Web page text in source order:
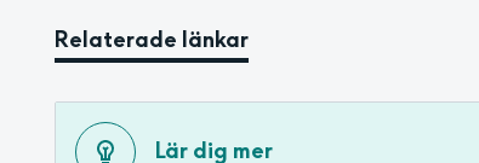
Relaterade länkar
Lär dig mer